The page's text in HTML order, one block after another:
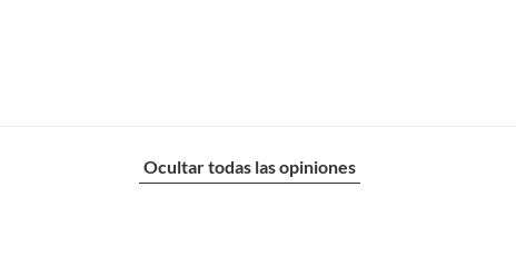
Ocultar todas las opiniones